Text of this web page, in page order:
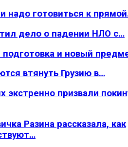
надо готовиться к
дело о падении НЛО с…
подготовка и новый
втянуть Грузию в…
призвали
Разина рассказала, как